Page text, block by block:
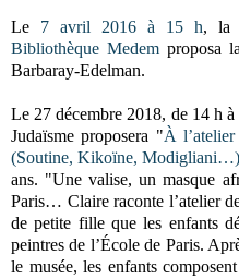
Le 7 avril 2016 à 15 h, la
Bibliothèque Medemproposa la
Barbaray-Edelman.
Le 27 décembre 2018, de 14 h
Judaïsme proposera "À
(Soutine, Kikoïne, Modigliani…)
ans. "Une valise, un masque
Paris… Claire raconte l’atelier
de petite fille que les enfants
peintres de l’École de Paris.
le musée, les enfants